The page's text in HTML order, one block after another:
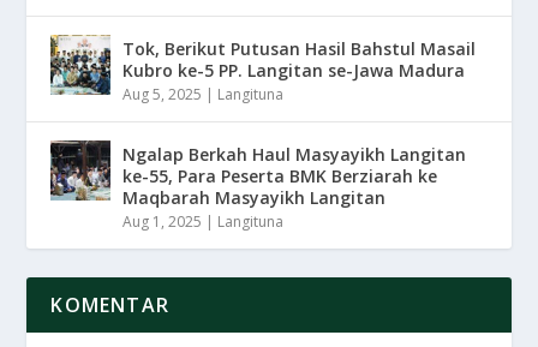
Tok, Berikut Putusan Hasil Bahstul Masail
Kubro ke-5 PP. Langitan se-Jawa Madura
Aug 5, 2025 | Langituna
Ngalap Berkah Haul Masyayikh Langitan
ke-55, Para Peserta BMK Berziarah ke
Maqbarah Masyayikh Langitan
Aug 1, 2025 | Langituna
KOMENTAR